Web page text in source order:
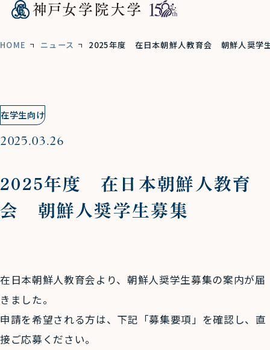
HOME ニュース 2025年度 在日本朝鮮人教育会 朝鮮人奨学
在学生向け
2025.03.26
2025年度 在日本朝鮮人教育
会 朝鮮人奨学生募集
在日本朝鮮人教育会より、朝鮮人奨学生募集の案内が届
きました。
申請を希望される方は、下記「募集要項」を確認し、直
接ご応募ください。